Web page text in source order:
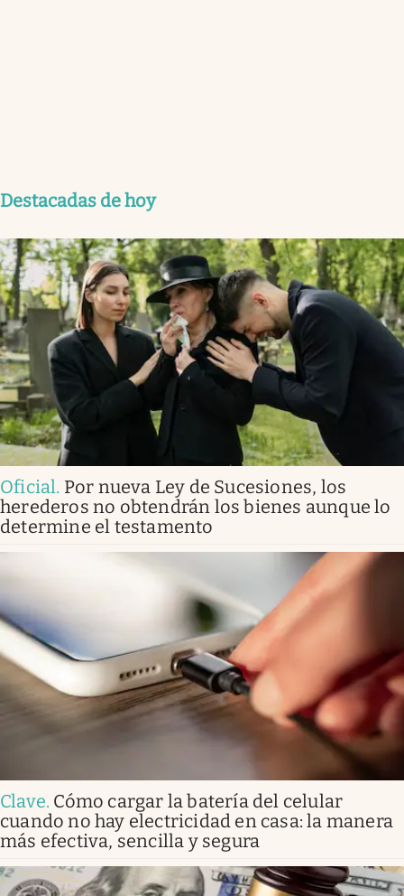
Destacadas de hoy
Oficial. Por nueva Ley de Sucesiones, los
herederos no obtendrán los bienes aunque lo
determine el testamento
Clave. Cómo cargar la batería del celular
cuando no hay electricidad en casa: la manera
más efectiva, sencilla y segura